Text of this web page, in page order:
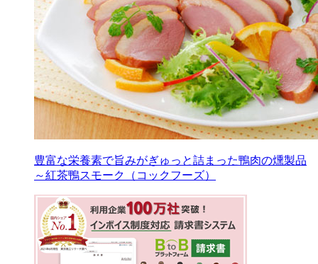
豊富な栄養素で旨みがぎゅっと詰まった鴨肉の燻製品
～紅茶鴨スモーク（コックフーズ）